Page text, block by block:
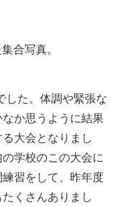
合写真。
した。体調や緊張な
か思うように結果
大会となりまし
学校のこの大会に
習をして、昨年度
くさんありまし